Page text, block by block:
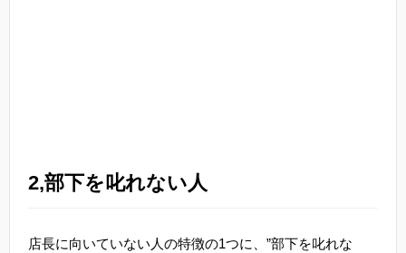
2,部下を叱れない人
店長に向いていない人の特徴の1つに、”部下を叱れな